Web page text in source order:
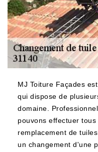
MJ Toiture Façades
qui dispose de
domaine.
pouvons effectuer
remplacement de
un changement d'une